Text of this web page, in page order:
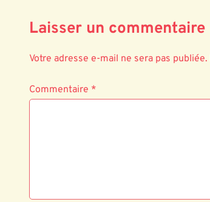
Laisser un commentaire
Votre adresse e-mail ne sera pas publiée.
Commentaire *